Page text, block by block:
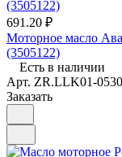
691.20 ₽
Моторное масло
(3505122)
Есть в наличии
Арт. ZR.LLK01-0530
Заказать